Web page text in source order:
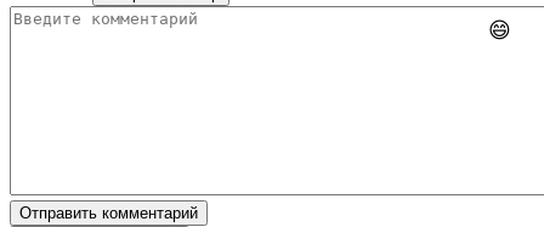
😄
Отправить комментарий